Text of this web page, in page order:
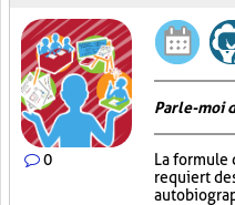
0
Parle-moi
La formule
requiert